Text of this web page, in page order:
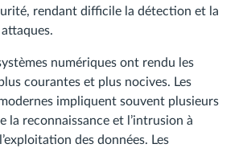
rendant difficile la détection et la
numériques ont rendu les
courantes et plus nocives. Les
impliquent souvent plusieurs
la reconnaissance et l’intrusion à
des données. Les